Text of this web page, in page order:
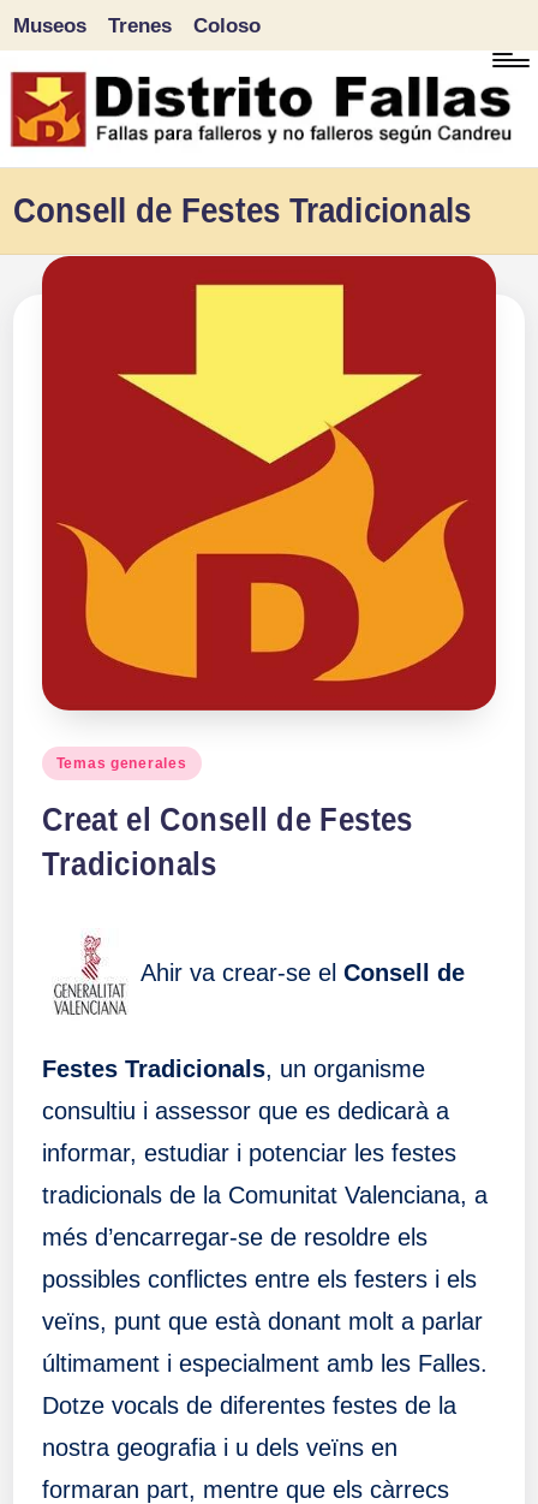
Saltar
al
Museos Trenes Coloso
Consell de Festes Tradicionals
Publicado
Temas generales
Creat el Consell de Festes
Tradicionals
Ahir va crear-se el Consell de
Festes Tradicionals, un organisme
consultiu i assessor que es dedicarà a
informar, estudiar i potenciar les festes
tradicionals de la Comunitat Valenciana, a
més d’encarregar-se de resoldre els
possibles conflictes entre els festers i els
veïns, punt que està donant molt a parlar
últimament i especialment amb les Falles.
Dotze vocals de diferentes festes de la
nostra geografia i u dels veïns en
formaran part, mentre que els càrrecs